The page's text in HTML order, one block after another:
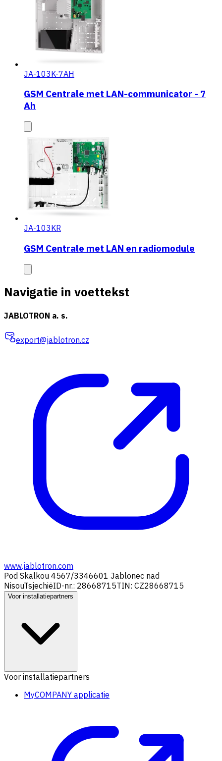
JA-103K-7AH
GSM Centrale met LAN-communicator - 7
Ah
JA-103KR
GSM Centrale met LAN en radiomodule
Navigatie in voettekst
JABLOTRON a. s.
export@jablotron.cz
www.jablotron.com
Pod Skalkou 4567/3346601 Jablonec nad
NisouTsjechiëID-nr.: 28668715TIN: CZ28668715
Voor installatiepartners
Voor installatiepartners
MyCOMPANY applicatie